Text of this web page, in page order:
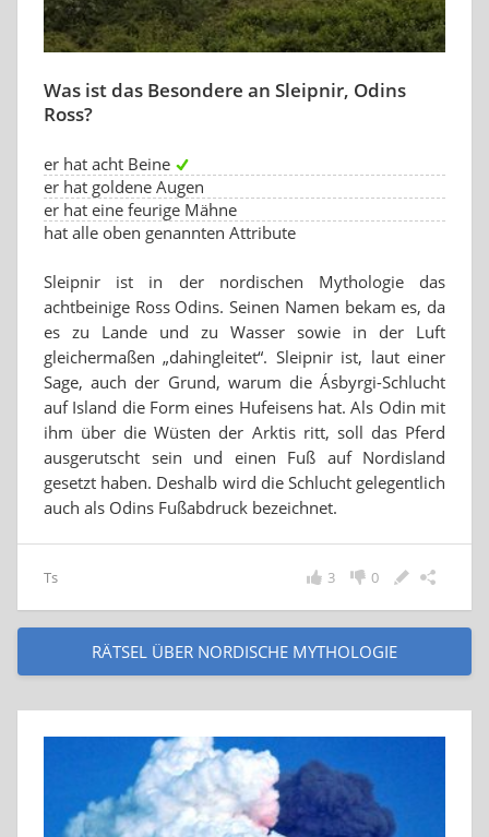
Was ist das Besondere an Sleipnir, Odins
Ross?
er hat acht Beine
er hat goldene Augen
er hat eine feurige Mähne
hat alle oben genannten Attribute
Sleipnir ist in der nordischen Mythologie das
achtbeinige Ross Odins. Seinen Namen bekam es, da
es zu Lande und zu Wasser sowie in der Luft
gleichermaßen „dahingleitet“. Sleipnir ist, laut einer
Sage, auch der Grund, warum die Ásbyrgi-Schlucht
auf Island die Form eines Hufeisens hat. Als Odin mit
ihm über die Wüsten der Arktis ritt, soll das Pferd
ausgerutscht sein und einen Fuß auf Nordisland
gesetzt haben. Deshalb wird die Schlucht gelegentlich
auch als Odins Fußabdruck bezeichnet.
Ts 0
3
RÄTSEL ÜBER NORDISCHE MYTHOLOGIE